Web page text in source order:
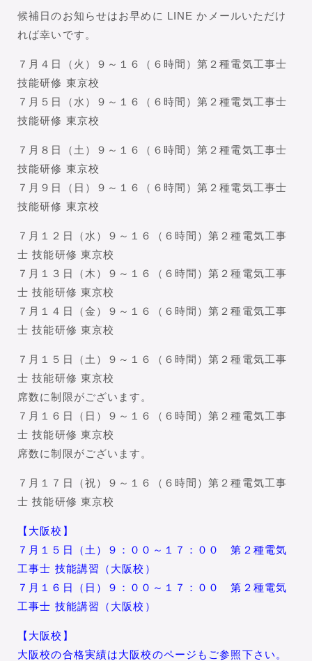
候補日のお知らせはお早めに LINE かメールいただけ
れば幸いです。
７月４日（火）９～１６（６時間）第２種電気工事士
技能研修 東京校
７月５日（水）９～１６（６時間）第２種電気工事士
技能研修 東京校
７月８日（土）９～１６（６時間）第２種電気工事士
技能研修 東京校
７月９日（日）９～１６（６時間）第２種電気工事士
技能研修 東京校
７月１２日（水）９～１６（６時間）第２種電気工事
士 技能研修 東京校
７月１３日（木）９～１６（６時間）第２種電気工事
士 技能研修 東京校
７月１４日（金）９～１６（６時間）第２種電気工事
士 技能研修 東京校
７月１５日（土）９～１６（６時間）第２種電気工事
士 技能研修 東京校
席数に制限がございます。
７月１６日（日）９～１６（６時間）第２種電気工事
士 技能研修 東京校
席数に制限がございます。
７月１７日（祝）９～１６（６時間）第２種電気工事
士 技能研修 東京校
【大阪校】
７月１５日（土）９：００～１７：００ 第２種電気
工事士 技能講習（大阪校）
７月１６日（日）９：００～１７：００ 第２種電気
工事士 技能講習（大阪校）
【大阪校】
大阪校の合格実績は大阪校のページもご参照下さい。